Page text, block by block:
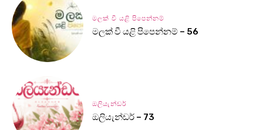
මලක් වී යළි පිපෙන්නම්
මලක් වී යළි පිපෙන්නම් – 56
ඔලියැන්ඩර්
ඔලියැන්ඩර් – 73